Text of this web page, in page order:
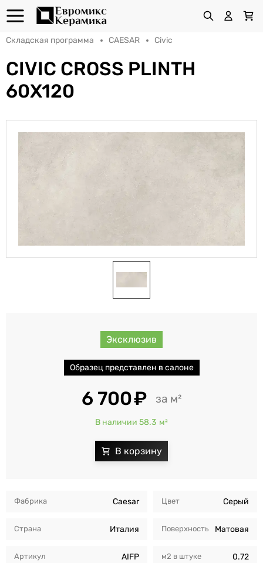
Складская программа CAESAR Civic
CIVIC CROSS PLINTH
60X120
Фабрика Caesar
Страна Италия
Артикул AIFP
Цвет Серый
Поверхность Матовая
м2 в штуке 0.72
Эксклюзив
Образец представлен в салоне
6 700 м²
В наличии 58.3 м²